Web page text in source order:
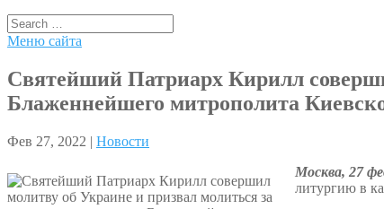
Меню сайта
Святейший Патриарх Кирилл
Блаженнейшего митрополита
Фев 27, 2022 | Новости
Москва, 27
литургию в